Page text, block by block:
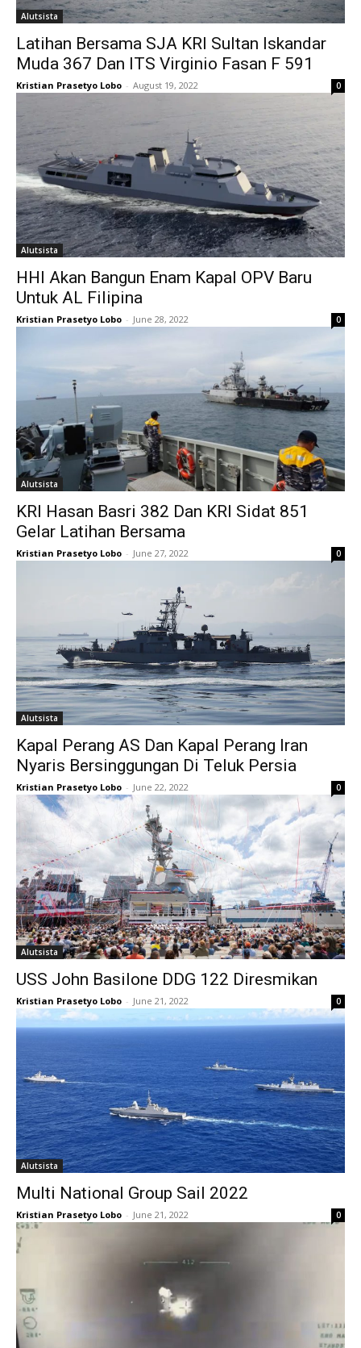
Alutsista
Latihan Bersama SJA KRI Sultan Iskandar
Muda 367 Dan ITS Virginio Fasan F 591
Kristian Prasetyo Lobo - August 19, 2022 0
Alutsista
HHI Akan Bangun Enam Kapal OPV Baru
Untuk AL Filipina
Kristian Prasetyo Lobo - June 28, 2022 0
Alutsista
KRI Hasan Basri 382 Dan KRI Sidat 851
Gelar Latihan Bersama
Kristian Prasetyo Lobo - June 27, 2022 0
Alutsista
Kapal Perang AS Dan Kapal Perang Iran
Nyaris Bersinggungan Di Teluk Persia
Kristian Prasetyo Lobo - June 22, 2022 0
Alutsista
USS John Basilone DDG 122 Diresmikan
Kristian Prasetyo Lobo - June 21, 2022 0
Alutsista
Multi National Group Sail 2022
Kristian Prasetyo Lobo - June 21, 2022 0